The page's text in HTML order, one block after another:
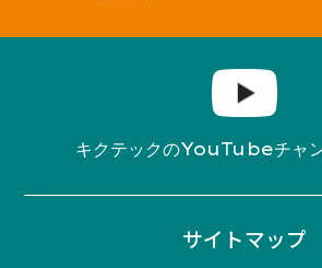
キクテックのYouTubeチャ
サイトマップ